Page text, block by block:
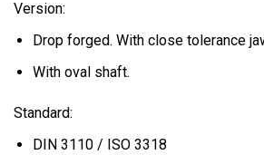
Version:
Drop forged. With close tolerance
With oval shaft.
Standard:
DIN 3110 / ISO 3318